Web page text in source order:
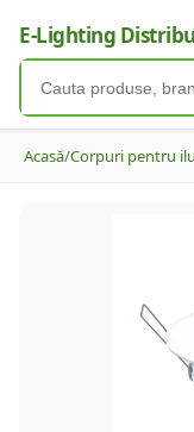
E-Lighting
Acasă/Corpuri pentru